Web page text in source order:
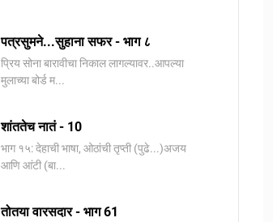
पत्रसुमने...सुहाना सफर - भाग ८
प्रिय सोना बारावीचा निकाल लागल्यावर..आपल्या
मुलाच्या बोर्ड म...
शांततेच नातं - 10
भाग १५: देहाची भाषा, ओठांची तृप्ती (पुढे...)अजय
आणि आंटी (बा...
तोतया वारसदार - भाग 61